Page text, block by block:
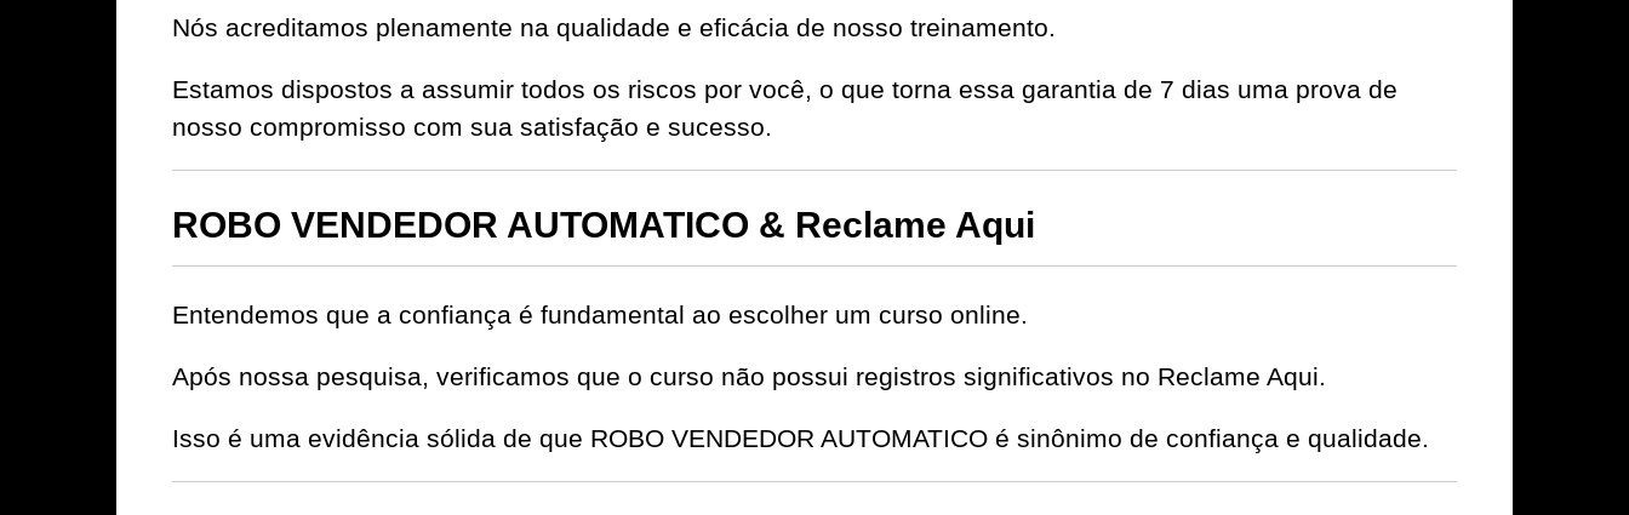
Nós acreditamos plenamente na qualidade e eficácia de nosso treinamento.
Estamos dispostos a assumir todos os riscos por você, o que torna essa garantia de 7 dias uma prova de
nosso compromisso com sua satisfação e sucesso.
ROBO VENDEDOR AUTOMATICO & Reclame Aqui
Entendemos que a confiança é fundamental ao escolher um curso online.
Após nossa pesquisa, verificamos que o curso não possui registros significativos no Reclame Aqui.
Isso é uma evidência sólida de que ROBO VENDEDOR AUTOMATICO é sinônimo de confiança e qualidade.